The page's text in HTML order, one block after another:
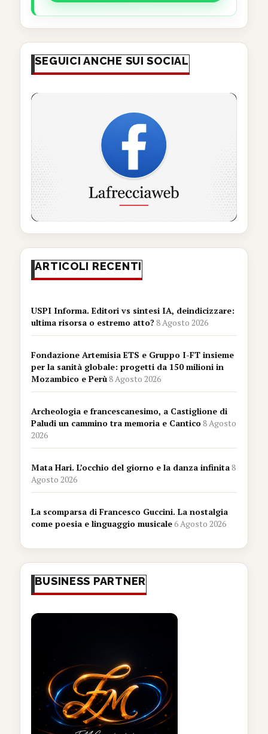
SEGUICI ANCHE SUI SOCIAL
ARTICOLI RECENTI
USPI Informa. Editori vs sintesi IA, deindicizzare:
ultima risorsa o estremo atto?8 Agosto 2026
Fondazione Artemisia ETS e Gruppo I-FT insieme
per la sanità globale: progetti da 150 milioni in
Mozambico e Perù8 Agosto 2026
Archeologia e francescanesimo, a Castiglione di
Paludi un cammino tra memoria e Cantico8 Agosto
2026
Mata Hari. L’occhio del giorno e la danza infinita8
Agosto 2026
La scomparsa di Francesco Guccini. La nostalgia
come poesia e linguaggio musicale6 Agosto 2026
BUSINESS PARTNER